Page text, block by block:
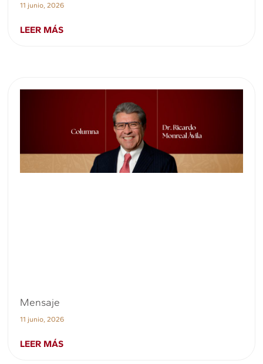
11 junio, 2026
LEER MÁS
Mensaje
11 junio, 2026
LEER MÁS